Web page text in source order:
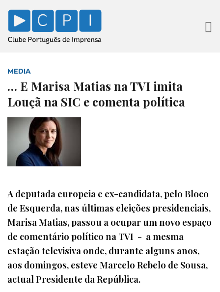
MEDIA
… E Marisa Matias na TVI imita
Louçã na SIC e comenta política
A deputada europeia e ex-candidata, pelo Bloco
de Esquerda, nas últimas eleições presidenciais,
Marisa Matias, passou a ocupar um novo espaço
de comentário político na TVI - a mesma
estação televisiva onde, durante alguns anos,
aos domingos, esteve Marcelo Rebelo de Sousa,
actual Presidente da República.